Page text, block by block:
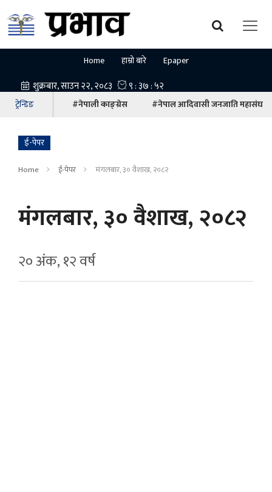
Home हाम्रो बारे Epaper
ट्रेन्डिङ #नेपाली काङ्ग्रेस #नेपाल आदिवासी जनजाति महासंघ
ई-पेपर
Home ई-पेपर मंगलबार, ३० वैशाख, २०८२
मंगलबार, ३० वैशाख, २०८२
२० अंक, १२ वर्ष